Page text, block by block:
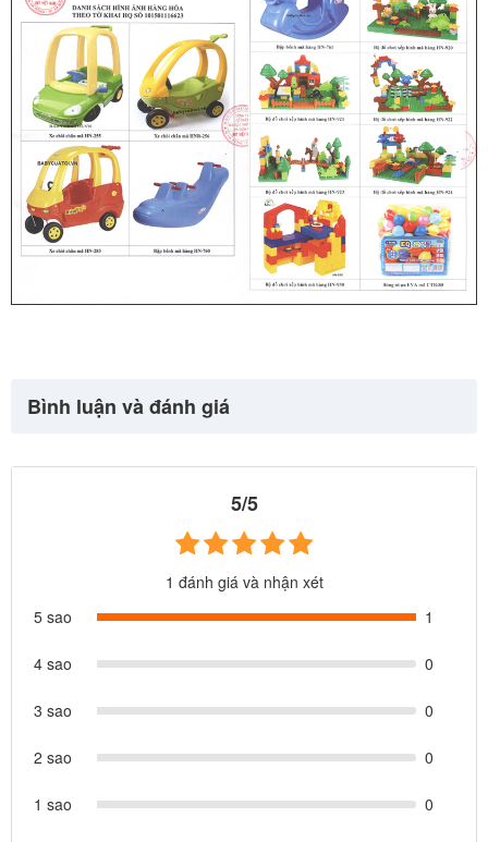
Bình luận và đánh giá
5/5
1 đánh giá và nhận xét
5 sao
1
4 sao 0
3 sao 0
2 sao 0
1 sao 0